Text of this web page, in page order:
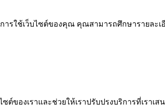
รใช้เว็บไซต์ของคุณ คุณสามารถศึกษารายละ
ต์ของเราและช่วยให้เราปรับปรุงบริการที่เร